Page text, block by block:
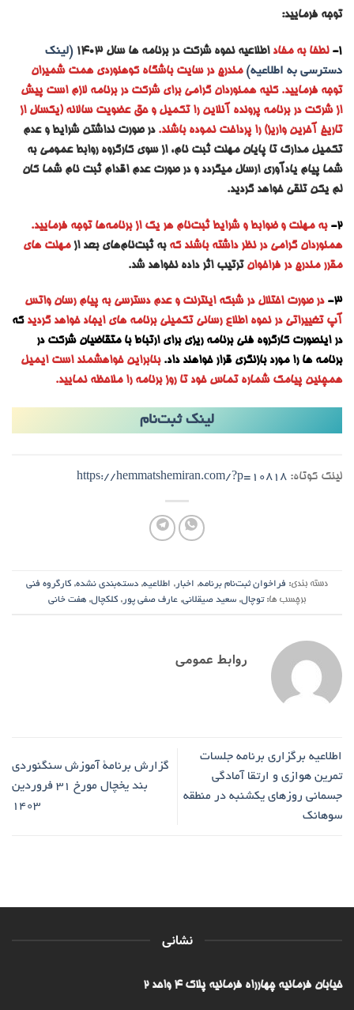
توجه فرمایید:
1- لطفا به مفاداطلاعیه نحوه شرکت در برنامه ها سال 1403
(لینک
دسترسی به اطلاعیه) مندرج در سایت باشگاه کوهنوردی همت شمیران
توجه فرمایید. کلیه همنوردان گرامی برای شرکت در برنامه لازم است پیش
از شرکت در برنامه پرونده آنلاین را تکمیل و حق عضویت سالانه (یکسال از
تاریخ آخرین واریز) را پرداخت نموده باشند.در صورت نداشتن شرایط و عدم
تکمیل مدارک تا پایان مهلت ثبت نام، از سوی کارگروه روابط عمومی به
شما پیام یادآوری ارسال میگردد و در صورت عدم اقدام ثبت نام شما کان
لم یکن تلقی خواهد گردید.
2- به مهلت و ضوابط و شرایط ثبت‌نام هر یک از برنامه‌ها توجه فرمایید.
همنوردان گرامی در نظر داشته باشند که به ثبت‌نام‌های بعد ازمهلت های
مقرر مندرج در فراخوانترتیب اثر داده نخواهد شد.
3-
در صورت اختلال در شبکه اینترنت و عدم دسترسی به پیام رسان واتس
آپ تغییراتی در نحوه اطلاع رسانی تکمیلی برنامه های ایجاد خواهد گردید که
در اینصورت کارگروه فنی برنامه ریزی برای ارتباط با متقاضیان شرکت در
برنامه ها را مورد بازنگری قرار خواهند داد. بنابراین خواهشمند است ایمیل
همچنین پیامک شماره تماس خود تا روز برنامه را ملاحظه نمایید.
لینک ثبت‌نام
لینک کوتاه: https://hemmatshemiran.com/?p=10818
دسته بندی: فراخوان ثبت‌نام برنامه, اخبار , اطلاعیه, دسته‌بندی نشده, کارگروه فنی
برچسب ها:توچال, سعید صیقلانی, عارف صفی پور , کلکچال, هفت خانی
روابط عمومی
اطلاعیه برگزاری برنامه جلسات
تمرین هوازی و ارتقا آمادگی
جسمانی روزهای یکشنبه در منطقه
سوهانک
گزارش برنامۀ آموزش سنگنوردی
بند یخچال مورخ ۳۱ فروردین
۱۴۰۳
نشانی
خیابان فرمانیه چهارراه فرمانیه پلاک ۴ واحد ۲